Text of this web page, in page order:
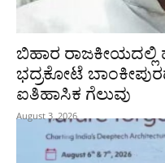
ಬಿಹಾರ
ಭದ್ರಕೋಟೆ
ಐತಿಹಾಸಿಕ ಗೆಲುವು
August 3, 2026